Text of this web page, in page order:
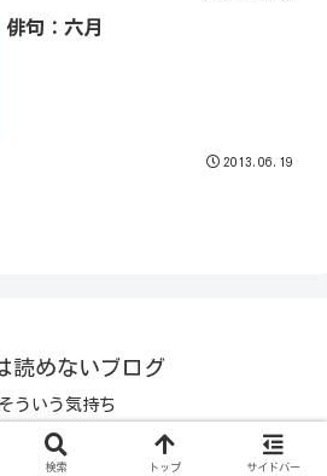
俳句：六月
2013.06.19
読めないブログ
そういう気持ち
生は読めないブログ.
検索 トップ サイドバー